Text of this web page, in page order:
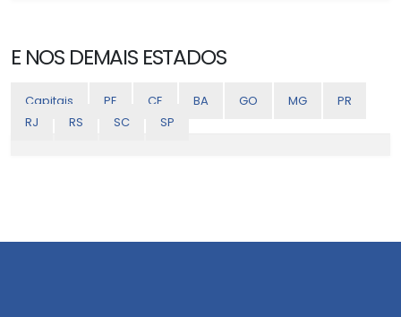
E NOS DEMAIS ESTADOS
Capitais PE CE BA GO MG
PR
RJ
RS SC SP